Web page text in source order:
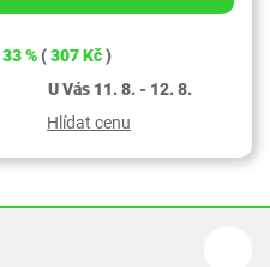
33 %(307 Kč)
U Vás 11. 8. - 12. 8.
Hlídat cenu